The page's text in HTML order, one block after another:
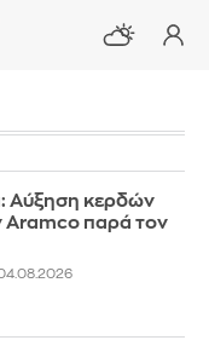
Αύξηση κερδών
Aramco παρά τον